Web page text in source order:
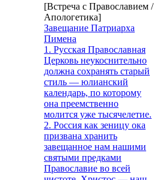
[Встреча с Православием /
Апологетика]
Завещание Патриарха
Пимена
1. Русская Православная
Церковь неукоснительно
должна сохранять старый
стиль — юлианский
календарь, по которому
она преемственно
молится уже тысячелетие.
2. Россия как зеницу ока
призвана хранить
завещанное нам нашими
святыми предками
Православие во всей